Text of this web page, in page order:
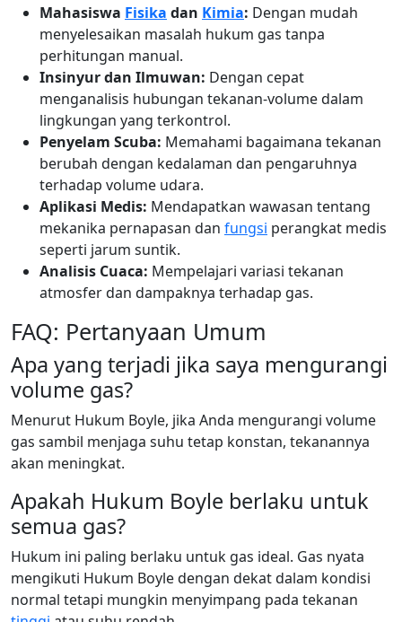
Mahasiswa Fisika dan Kimia: Dengan mudah
menyelesaikan masalah hukum gas tanpa
perhitungan manual.
Insinyur dan Ilmuwan: Dengan cepat
menganalisis hubungan tekanan-volume dalam
lingkungan yang terkontrol.
Penyelam Scuba: Memahami bagaimana tekanan
berubah dengan kedalaman dan pengaruhnya
terhadap volume udara.
Aplikasi Medis: Mendapatkan wawasan tentang
mekanika pernapasan dan fungsi perangkat medis
seperti jarum suntik.
Analisis Cuaca: Mempelajari variasi tekanan
atmosfer dan dampaknya terhadap gas.
FAQ: Pertanyaan Umum
Apa yang terjadi jika saya mengurangi
volume gas?
Menurut Hukum Boyle, jika Anda mengurangi volume
gas sambil menjaga suhu tetap konstan, tekanannya
akan meningkat.
Apakah Hukum Boyle berlaku untuk
semua gas?
Hukum ini paling berlaku untuk gas ideal. Gas nyata
mengikuti Hukum Boyle dengan dekat dalam kondisi
normal tetapi mungkin menyimpang pada tekanan